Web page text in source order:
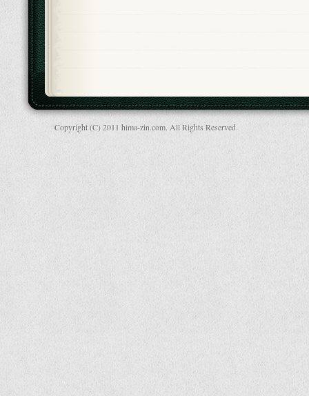
Copyright (C) 2011 hima-zin.com. All Rights Reserved.